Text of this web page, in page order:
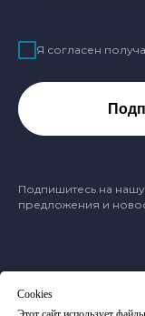
Cookies
Я согласен
Подпишитесь на
предложения и
Оферта